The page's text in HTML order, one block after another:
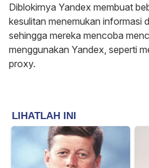
Diblokirnya Yandex membuat
kesulitan menemukan informasi
sehingga mereka mencoba
menggunakan Yandex, seperti
proxy.